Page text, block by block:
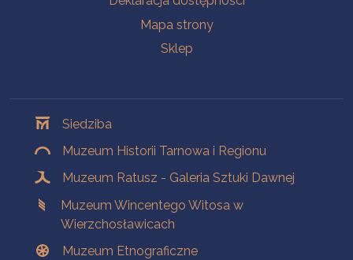
Mapa strony
Sklep
Siedziba
Muzeum Historii Tarnowa i Regionu
Muzeum Ratusz - Galeria Sztuki Dawnej
Muzeum Wincentego Witosa w
Wierzchosławicach
Muzeum Etnograficzne